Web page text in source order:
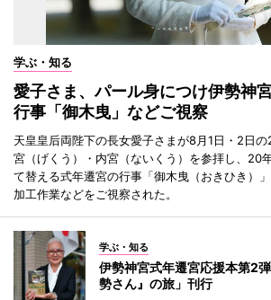
学ぶ・知る
愛子さま、パール身につけ伊勢神
行事「御木曳」などご視察
天皇皇后両陛下の長女愛子さまが8月1日・2日
宮（げくう）・内宮（ないくう）を参拝し、20
て替える式年遷宮の行事「御木曳（おきひき）
加工作業などをご視察された。
学ぶ・知る
伊勢神宮式年遷宮応援本第2
勢さん』の旅」刊行